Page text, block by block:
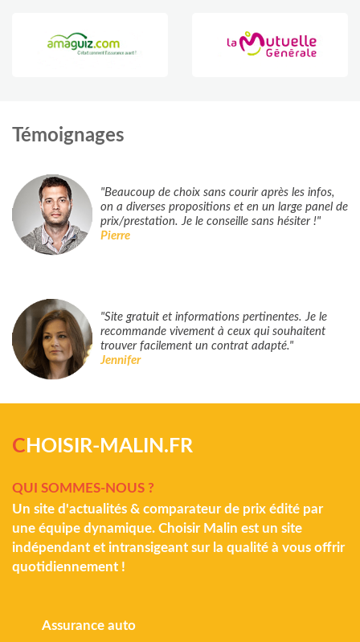
Témoignages
"Beaucoup de choix sans courir après les infos,
on a diverses propositions et en un large panel de
prix/prestation. Je le conseille sans hésiter !"
Pierre
"Site gratuit et informations pertinentes. Je le
recommande vivement à ceux qui souhaitent
trouver facilement un contrat adapté."
Jennifer
C HOISIR-MALIN.FR
QUI SOMMES-NOUS ?
Un site d'actualités & comparateur de prix édité par
une équipe dynamique. Choisir Malin est un site
indépendant et intransigeant sur la qualité à vous offrir
quotidiennement !
Assurance auto